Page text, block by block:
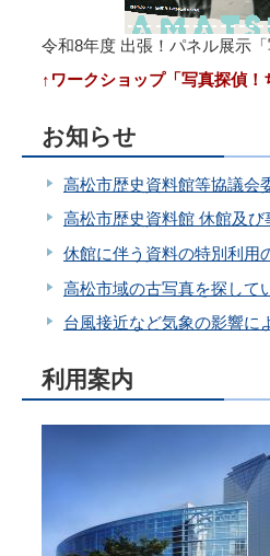
令和8年度 出張！パネル展示
↑ワークショップ「写真探偵
お知らせ
高松市歴史資料館等協議会
高松市歴史資料館 休館及
休館に伴う資料の特別利用
高松市域の古写真を探して
台風接近など気象の影響に
利用案内